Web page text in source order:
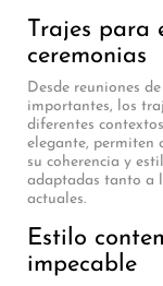
Trajes para
ceremonias
Desde reuniones
importantes, los
diferentes
elegante, permiten
su coherencia y
adaptadas tanto a
actuales.
Estilo
impecable